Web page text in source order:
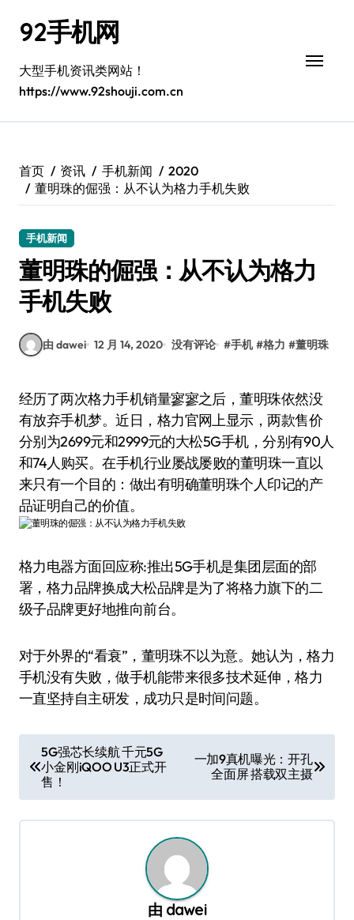
92手机网
大型手机资讯类网站！
https://www.92shouji.com.cn
首页 资讯 手机新闻
2020
董明珠的倔强：从不认为格力手机失败
手机新闻
董明珠的倔强：从不认为格力
手机失败
由 dawei 12 月 14, 2020 没有评论 #手机 #格力 #董明珠
经历了两次格力手机销量寥寥之后，董明珠依然没
有放弃手机梦。近日，格力官网上显示，两款售价
分别为2699元和2999元的大松5G手机，分别有90人
和74人购买。在手机行业屡战屡败的董明珠一直以
来只有一个目的：做出有明确董明珠个人印记的产
品证明自己的价值。
格力电器方面回应称:推出5G手机是集团层面的部
署，格力品牌换成大松品牌是为了将格力旗下的二
级子品牌更好地推向前台。
对于外界的“看衰”，董明珠不以为意。她认为，格力
手机没有失败，做手机能带来很多技术延伸，格力
一直坚持自主研发，成功只是时间问题。
章
导
航
5G强芯长续航 千元5G
小金刚iQOO U3正式开
售！
一加9真机曝光：开孔
全面屏 搭载双主摄
由 dawei